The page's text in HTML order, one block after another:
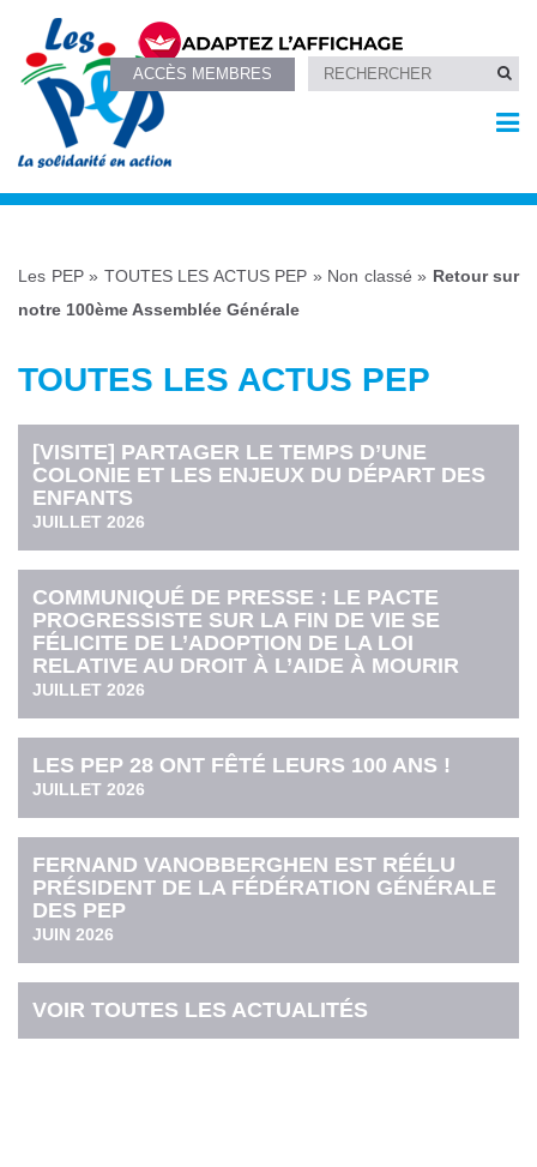
ACCÈS MEMBRES
Les PEP» TOUTES LES ACTUS PEP » Non classé » Retour sur
notre 100ème Assemblée Générale
TOUTES LES ACTUS PEP
[VISITE] PARTAGER LE TEMPS D’UNE
COLONIE ET LES ENJEUX DU DÉPART DES
ENFANTS
JUILLET 2026
COMMUNIQUÉ DE PRESSE : LE PACTE
PROGRESSISTE SUR LA FIN DE VIE SE
FÉLICITE DE L’ADOPTION DE LA LOI
RELATIVE AU DROIT À L’AIDE À MOURIR
JUILLET 2026
LES PEP 28 ONT FÊTÉ LEURS 100 ANS !
JUILLET 2026
FERNAND VANOBBERGHEN EST RÉÉLU
PRÉSIDENT DE LA FÉDÉRATION GÉNÉRALE
DES PEP
JUIN 2026
VOIR TOUTES LES ACTUALITÉS